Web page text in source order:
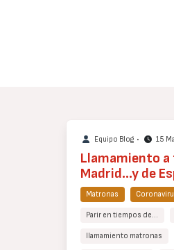
Equipo Blog • 15
Llamamiento
Madrid...y de
Matronas
Parir en tiempos de…
llamamiento matronas